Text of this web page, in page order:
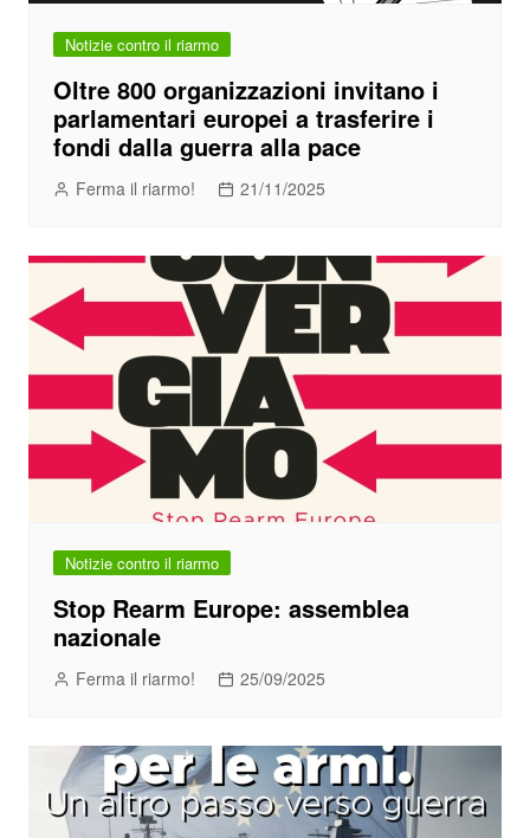
Notizie contro il riarmo
Oltre 800 organizzazioni invitano i
parlamentari europei a trasferire i
fondi dalla guerra alla pace
Ferma il riarmo! 21/11/2025
Notizie contro il riarmo
Stop Rearm Europe: assemblea
nazionale
Ferma il riarmo! 25/09/2025